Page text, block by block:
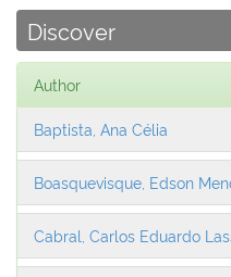
Discover
Author
Baptista, Ana Célia
Boasquevisque, Edson
Cabral, Carlos Eduardo